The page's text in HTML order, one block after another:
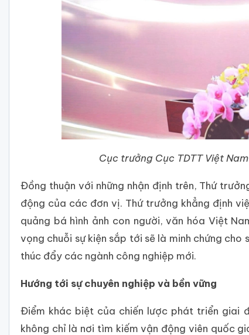
Cục trưởng Cục TDTT Việt
Đồng thuận với những nhận định trên, Thứ
động của các đơn vị. Thứ trưởng khẳng định
quảng bá hình ảnh con người, văn hóa Việt
vọng chuỗi sự kiện sắp tới sẽ là minh chứng
thúc đẩy các ngành công nghiệp mới.
Hướng tới sự chuyên nghiệp và bền vững
Điểm khác biệt của chiến lược phát triển giai
không chỉ là nơi tìm kiếm vận động viên quốc